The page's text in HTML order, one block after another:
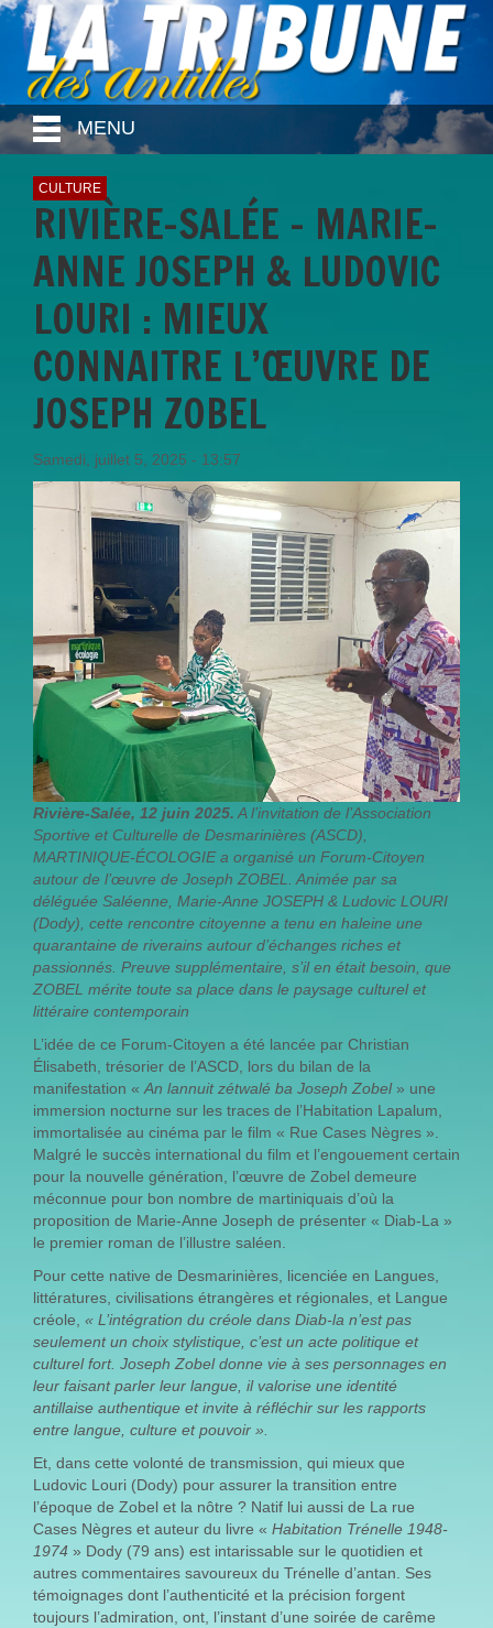
MENU
CULTURE
RIVIÈRE-SALÉE – MARIE-
ANNE JOSEPH & LUDOVIC
LOURI : MIEUX
CONNAITRE L’ŒUVRE DE
JOSEPH ZOBEL
Samedi, juillet 5, 2025 - 13:57
Rivière-Salée, 12 juin 2025. A l’invitation de l’Association
Sportive et Culturelle de Desmarinières (ASCD),
MARTINIQUE-ÉCOLOGIE a organisé un Forum-Citoyen
autour de l’œuvre de Joseph ZOBEL. Animée par sa
déléguée Saléenne, Marie-Anne JOSEPH & Ludovic LOURI
(Dody), cette rencontre citoyenne a tenu en haleine une
quarantaine de riverains autour d’échanges riches et
passionnés. Preuve supplémentaire, s’il en était besoin, que
ZOBEL mérite toute sa place dans le paysage culturel et
littéraire contemporain
L’idée de ce Forum-Citoyen a été lancée par Christian
Élisabeth, trésorier de l’ASCD, lors du bilan de la
manifestation « An lannuit zétwalé ba Joseph Zobel» une
immersion nocturne sur les traces de l’Habitation Lapalum,
immortalisée au cinéma par le film « Rue Cases Nègres ».
Malgré le succès international du film et l’engouement certain
pour la nouvelle génération, l’œuvre de Zobel demeure
méconnue pour bon nombre de martiniquais d’où la
proposition de Marie-Anne Joseph de présenter « Diab-La »
le premier roman de l’illustre saléen.
Pour cette native de Desmarinières, licenciée en Langues,
littératures, civilisations étrangères et régionales, et Langue
créole, « L’intégration du créole dans Diab-la n’est pas
seulement un choix stylistique, c’est un acte politique et
culturel fort. Joseph Zobel donne vie à ses personnages en
leur faisant parler leur langue, il valorise une identité
antillaise authentique et invite à réfléchir sur les rapports
entre langue, culture et pouvoir ».
Et, dans cette volonté de transmission, qui mieux que
Ludovic Louri (Dody) pour assurer la transition entre
l’époque de Zobel et la nôtre ? Natif lui aussi de La rue
Cases Nègres et auteur du livre « Habitation Trénelle 1948-
1974 » Dody (79 ans) est intarissable sur le quotidien et
autres commentaires savoureux du Trénelle d’antan. Ses
témoignages dont l’authenticité et la précision forgent
toujours l’admiration, ont, l’instant d’une soirée de carême